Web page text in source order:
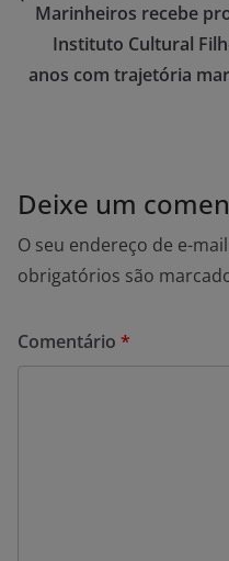
Marinheiros recebe
Instituto Cultural
anos com trajetória
Deixe um
O seu endereço de e-
obrigatórios são
Comentário *